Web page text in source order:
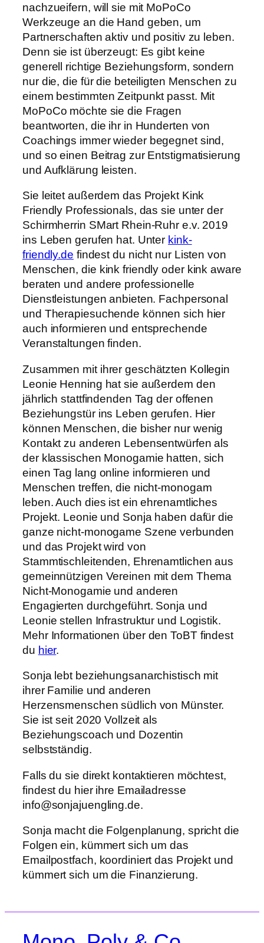
nachzueifern, will sie mit MoPoCo
Werkzeuge an die Hand geben, um
Partnerschaften aktiv und positiv zu leben.
Denn sie ist überzeugt: Es gibt keine
generell richtige Beziehungsform, sondern
nur die, die für die beteiligten Menschen zu
einem bestimmten Zeitpunkt passt. Mit
MoPoCo möchte sie die Fragen
beantworten, die ihr in Hunderten von
Coachings immer wieder begegnet sind,
und so einen Beitrag zur Entstigmatisierung
und Aufklärung leisten.
Sie leitet außerdem das Projekt Kink
Friendly Professionals, das sie unter der
Schirmherrin SMart Rhein-Ruhr e.v. 2019
ins Leben gerufen hat. Unter kink-
friendly.de findest du nicht nur Listen von
Menschen, die kink friendly oder kink aware
beraten und andere professionelle
Dienstleistungen anbieten. Fachpersonal
und Therapiesuchende können sich hier
auch informieren und entsprechende
Veranstaltungen finden.
Zusammen mit ihrer geschätzten Kollegin
Leonie Henning hat sie außerdem den
jährlich stattfindenden Tag der offenen
Beziehungstür ins Leben gerufen. Hier
können Menschen, die bisher nur wenig
Kontakt zu anderen Lebensentwürfen als
der klassischen Monogamie hatten, sich
einen Tag lang online informieren und
Menschen treffen, die nicht-monogam
leben. Auch dies ist ein ehrenamtliches
Projekt. Leonie und Sonja haben dafür die
ganze nicht-monogame Szene verbunden
und das Projekt wird von
Stammtischleitenden, Ehrenamtlichen aus
gemeinnützigen Vereinen mit dem Thema
Nicht-Monogamie und anderen
Engagierten durchgeführt. Sonja und
Leonie stellen Infrastruktur und Logistik.
Mehr Informationen über den ToBT findest
du hier.
Sonja lebt beziehungsanarchistisch mit
ihrer Familie und anderen
Herzensmenschen südlich von Münster.
Sie ist seit 2020 Vollzeit als
Beziehungscoach und Dozentin
selbstständig.
Falls du sie direkt kontaktieren möchtest,
findest du hier ihre Emailadresse
info@sonjajuengling.de.
Sonja macht die Folgenplanung, spricht die
Folgen ein, kümmert sich um das
Emailpostfach, koordiniert das Projekt und
kümmert sich um die Finanzierung.